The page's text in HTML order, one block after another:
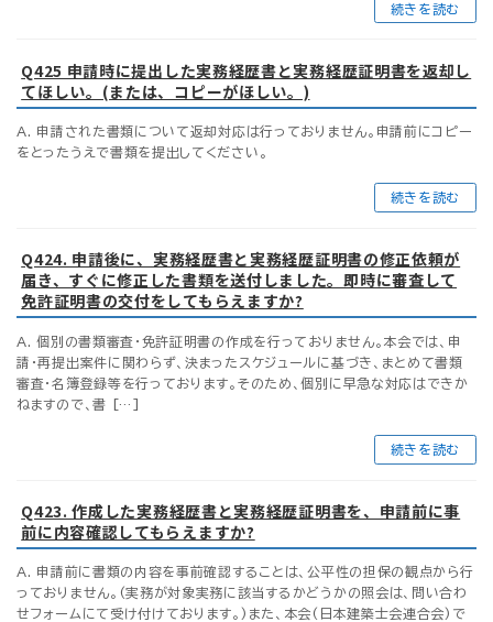
続きを読む
Q425 申請時に提出した実務経歴書と実務経歴証明書を返却し
てほしい。(または、コピーがほしい。)
A. 申請された書類について返却対応は行っておりません。申請前にコピー
をとったうえで書類を提出してください。
続きを読む
Q424. 申請後に、実務経歴書と実務経歴証明書の修正依頼が
届き、すぐに修正した書類を送付しました。即時に審査して
免許証明書の交付をしてもらえますか?
A. 個別の書類審査・免許証明書の作成を行っておりません。本会では、申
請・再提出案件に関わらず、決まったスケジュールに基づき、まとめて書類
審査・名簿登録等を行っております。そのため、個別に早急な対応はできか
ねますので、書 […]
続きを読む
Q423. 作成した実務経歴書と実務経歴証明書を、申請前に事
前に内容確認してもらえますか?
A. 申請前に書類の内容を事前確認することは、公平性の担保の観点から行
っておりません。(実務が対象実務に該当するかどうかの照会は、問い合わ
せフォームにて受け付けております。)また、本会(日本建築士会連合会)で